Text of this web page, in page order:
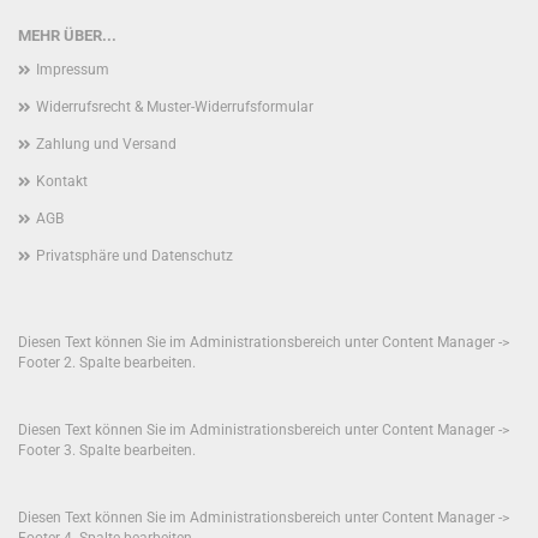
MEHR ÜBER...
Impressum
Widerrufsrecht & Muster-Widerrufsformular
Zahlung und Versand
Kontakt
AGB
Privatsphäre und Datenschutz
Diesen Text können Sie im Administrationsbereich unter Content Manager ->
Footer 2. Spalte bearbeiten.
Diesen Text können Sie im Administrationsbereich unter Content Manager ->
Footer 3. Spalte bearbeiten.
Diesen Text können Sie im Administrationsbereich unter Content Manager ->